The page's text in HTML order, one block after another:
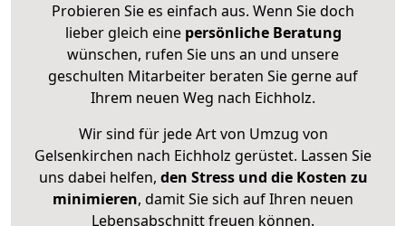
Probieren Sie es einfach aus. Wenn Sie doch
lieber gleich eine persönliche Beratung
wünschen, rufen Sie uns an und unsere
geschulten Mitarbeiter beraten Sie gerne auf
Ihrem neuen Weg nach Eichholz.
Wir sind für jede Art von Umzug von
Gelsenkirchen nach Eichholz gerüstet. Lassen Sie
uns dabei helfen, den Stress und die Kosten zu
minimieren, damit Sie sich auf Ihren neuen
Lebensabschnitt freuen können.